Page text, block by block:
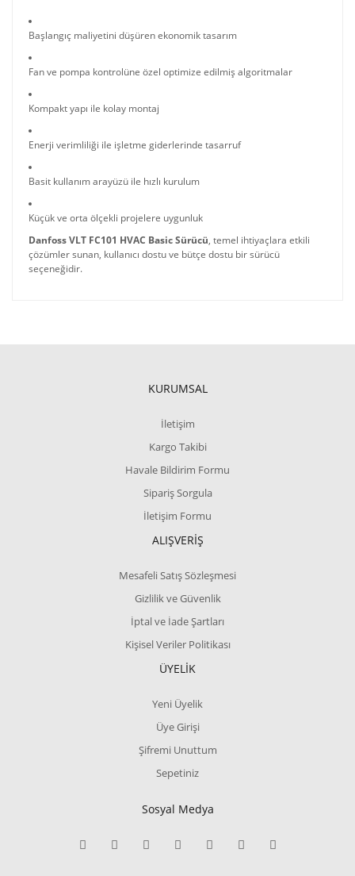
Başlangıç maliyetini düşüren ekonomik tasarım
Fan ve pompa kontrolüne özel optimize edilmiş algoritmalar
Kompakt yapı ile kolay montaj
Enerji verimliliği ile işletme giderlerinde tasarruf
Basit kullanım arayüzü ile hızlı kurulum
Küçük ve orta ölçekli projelere uygunluk
Danfoss VLT FC101 HVAC Basic Sürücü, temel ihtiyaçlara etkili
çözümler sunan, kullanıcı dostu ve bütçe dostu bir sürücü
seçeneğidir.
KURUMSAL
İletişim
Kargo Takibi
Havale Bildirim Formu
Sipariş Sorgula
İletişim Formu
ALIŞVERİŞ
Mesafeli Satış Sözleşmesi
Gizlilik ve Güvenlik
İptal ve İade Şartları
Kişisel Veriler Politikası
ÜYELİK
Yeni Üyelik
Üye Girişi
Şifremi Unuttum
Sepetiniz
Sosyal Medya